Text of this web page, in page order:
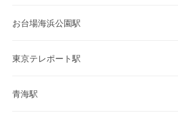
お台場海浜公園駅
東京テレポート駅
青海駅